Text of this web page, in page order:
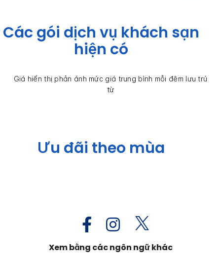
Các gói dịch vụ khách sạn
hiện có
Giá hiển thị phản ánh mức giá trung bình mỗi đêm lưu trú
từ
Ưu đãi theo mùa
Xem bằng các ngôn ngữ khác